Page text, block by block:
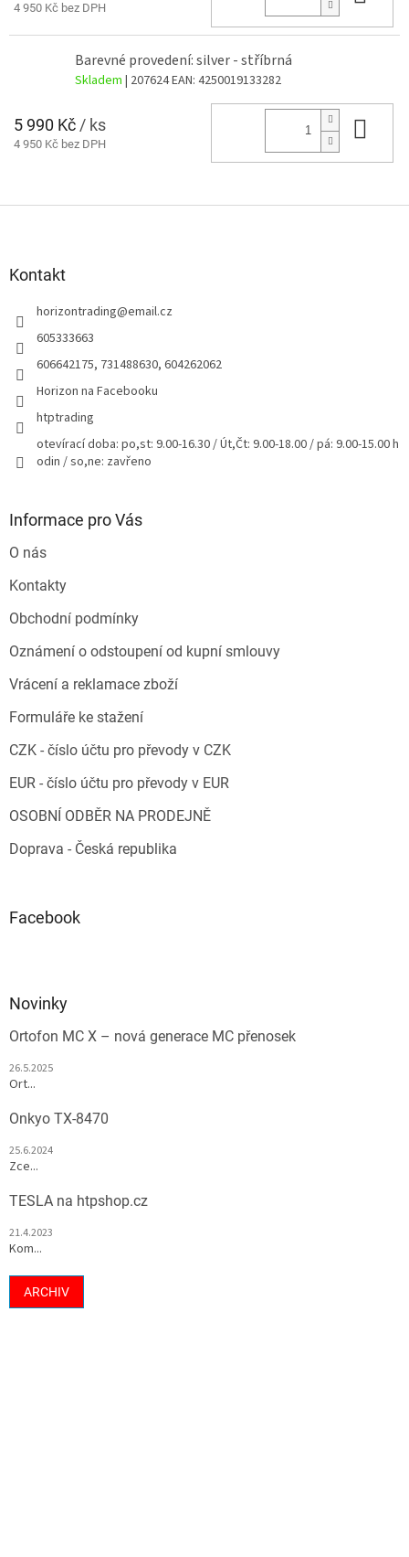
4 950 Kč bez DPH
Barevné provedení: silver - stříbrná
Skladem | 207624EAN: 4250019133282
5 990 Kč / ks
4 950 Kč bez DPH
Kontakt
horizontrading@email.cz
605333663
606642175, 731488630, 604262062
Horizon na Facebooku
htptrading
otevírací doba: po,st: 9.00-16.30 / Út,Čt: 9.00-18.00 / pá: 9.00-15.00 h
odin / so,ne: zavřeno
Informace pro Vás
O nás
Kontakty
Obchodní podmínky
Oznámení o odstoupení od kupní smlouvy
Vrácení a reklamace zboží
Formuláře ke stažení
CZK - číslo účtu pro převody v CZK
EUR - číslo účtu pro převody v EUR
OSOBNÍ ODBĚR NA PRODEJNĚ
Doprava - Česká republika
Facebook
Novinky
Ortofon MC X – nová generace MC přenosek
26.5.2025
Ort...
Onkyo TX-8470
25.6.2024
Zce...
TESLA na htpshop.cz
21.4.2023
Kom...
ARCHIV